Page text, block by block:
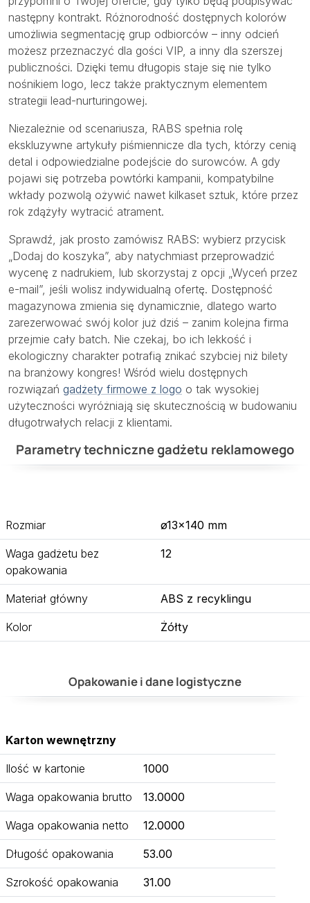
następny kontrakt. Różnorodność dostępnych kolorów
umożliwia segmentację grup odbiorców – inny odcień
możesz przeznaczyć dla gości VIP, a inny dla szerszej
publiczności. Dzięki temu długopis staje się nie tylko
nośnikiem logo, lecz także praktycznym elementem
strategii lead-nurturingowej.
Niezależnie od scenariusza, RABS spełnia rolę
ekskluzywne artykuły piśmiennicze dla tych, którzy cenią
detal i odpowiedzialne podejście do surowców. A gdy
pojawi się potrzeba powtórki kampanii, kompatybilne
wkłady pozwolą ożywić nawet kilkaset sztuk, które przez
rok zdążyły wytracić atrament.
Sprawdź, jak prosto zamówisz RABS: wybierz przycisk
„Dodaj do koszyka”, aby natychmiast przeprowadzić
wycenę z nadrukiem, lub skorzystaj z opcji „Wyceń przez
e-mail”, jeśli wolisz indywidualną ofertę. Dostępność
magazynowa zmienia się dynamicznie, dlatego warto
zarezerwować swój kolor już dziś – zanim kolejna firma
przejmie cały batch. Nie czekaj, bo ich lekkość i
ekologiczny charakter potrafią znikać szybciej niż bilety
na branżowy kongres! Wśród wielu dostępnych
rozwiązań gadżety firmowe z logo o tak wysokiej
użyteczności wyróżniają się skutecznością w budowaniu
długotrwałych relacji z klientami.
Parametry techniczne gadżetu reklamowego
Rozmiar ø13×140 mm
Waga gadżetu bez
opakowania
12
Materiał główny ABS z recyklingu
Kolor Żółty
Opakowanie i dane logistyczne
Karton wewnętrzny
Ilość w kartonie 1000
Waga opakowania brutto 13.0000
Waga opakowania netto 12.0000
Długość opakowania 53.00
Szrokość opakowania 31.00